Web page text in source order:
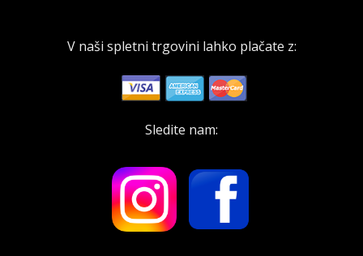
V naši spletni trgovini lahko plačate z:
Sledite nam: